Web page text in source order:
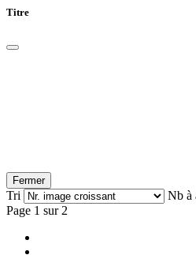
Titre
Fermer
Tri
Nb à
Page 1 sur 2